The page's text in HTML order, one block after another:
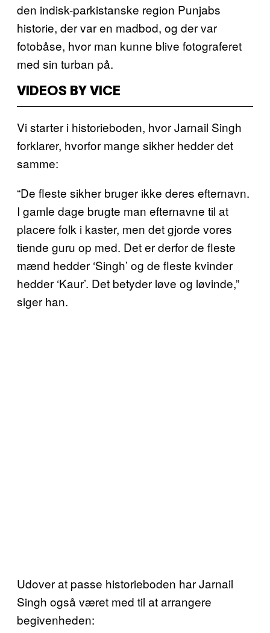
den indisk-parkistanske region Punjabs
historie, der var en madbod, og der var
fotobåse, hvor man kunne blive fotograferet
med sin turban på.
VIDEOS BY VICE
Vi starter i historieboden, hvor Jarnail Singh
forklarer, hvorfor mange sikher hedder det
samme:
“De fleste sikher bruger ikke deres efternavn.
I gamle dage brugte man efternavne til at
placere folk i kaster, men det gjorde vores
tiende guru op med. Det er derfor de fleste
mænd hedder ‘Singh’ og de fleste kvinder
hedder ‘Kaur’. Det betyder løve og løvinde,”
siger han.
Udover at passe historieboden har Jarnail
Singh også været med til at arrangere
begivenheden: